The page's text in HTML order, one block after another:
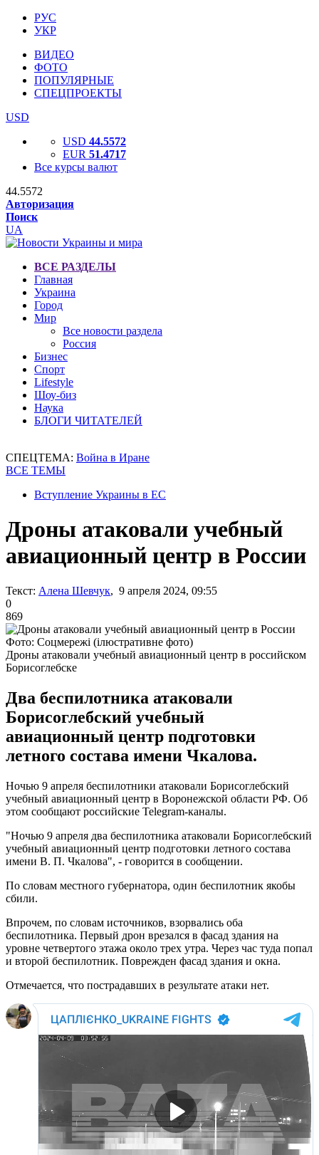
РУС
УКР
ВИДЕО
ФОТО
ПОПУЛЯРНЫЕ
СПЕЦПРОЕКТЫ
USD
USD 44.5572
EUR 51.4717
Все курсы валют
44.5572
Авторизация
Поиск
UA
ВСЕ РАЗДЕЛЫ
Главная
Украина
Город
Мир
Все новости раздела
Россия
Бизнес
Спорт
Lifestyle
Шоу-биз
Наука
БЛОГИ ЧИТАТЕЛЕЙ
СПЕЦТЕМА: Война в Иране
ВСЕ ТЕМЫ
Вступление Украины в ЕС
Дроны атаковали учебный
авиационный центр в России
Текст: Алена Шевчук, 9 апреля 2024, 09:55
0
869
Фото: Соцмережі (ілюстративне фото)
Дроны атаковали учебный авиационный центр в российском
Борисоглебске
Два беспилотника атаковали
Борисоглебский учебный
авиационный центр подготовки
летного состава имени Чкалова.
Ночью 9 апреля беспилотники атаковали Борисоглебский
учебный авиационный центр в Воронежской области РФ. Об
этом сообщают российские Telegram-каналы.
"Ночью 9 апреля два беспилотника атаковали Борисоглебский
учебный авиационный центр подготовки летного состава
имени В. П. Чкалова", - говорится в сообщении.
По словам местного губернатора, один беспилотник якобы
сбили.
Впрочем, по словам источников, взорвались оба
беспилотника. Первый дрон врезался в фасад здания на
уровне четвертого этажа около трех утра. Через час туда попал
и второй беспилотник. Поврежден фасад здания и окна.
Отмечается, что пострадавших в результате атаки нет.